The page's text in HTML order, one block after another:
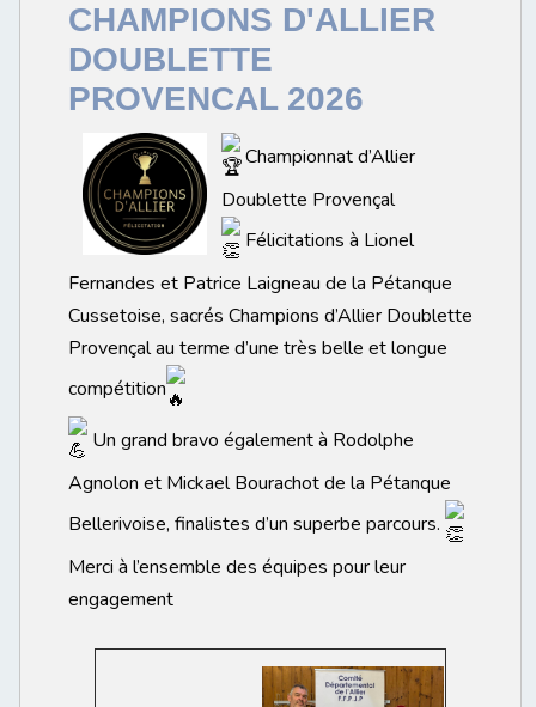
CHAMPIONS D'ALLIER
DOUBLETTE
PROVENCAL 2026
Championnat d’Allier
Doublette Provençal
Félicitations à Lionel
Fernandes et Patrice Laigneau de la Pétanque
Cussetoise, sacrés Champions d’Allier Doublette
Provençal au terme d’une très belle et longue
compétition
Un grand bravo également à Rodolphe
Agnolon et Mickael Bourachot de la Pétanque
Bellerivoise, finalistes d’un superbe parcours.
Merci à l’ensemble des équipes pour leur
engagement